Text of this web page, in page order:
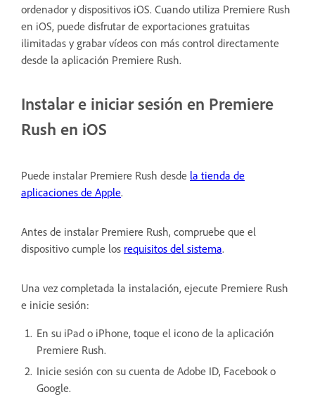
ordenador y dispositivos iOS. Cuando utiliza Premiere Rush
en iOS, puede disfrutar de exportaciones gratuitas
ilimitadas y grabar vídeos con más control directamente
desde la aplicación Premiere Rush.
Instalar e iniciar sesión en Premiere
Rush en iOS
Puede instalar Premiere Rush desde la tienda de
aplicaciones de Apple.
Antes de instalar Premiere Rush, compruebe que el
dispositivo cumple los requisitos del sistema.
Una vez completada la instalación, ejecute Premiere Rush
e inicie sesión:
En su iPad o iPhone, toque el icono de la aplicación
Premiere Rush.
Inicie sesión con su cuenta de Adobe ID, Facebook o
Google.